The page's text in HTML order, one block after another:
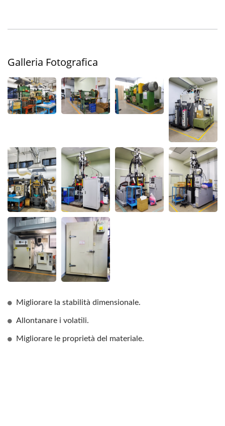
Galleria Fotografica
Migliorare la stabilità dimensionale.
Allontanare i volatili.
Migliorare le proprietà del materiale.